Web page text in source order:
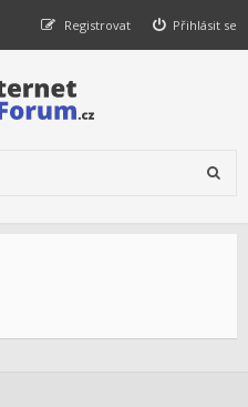
Přihlásit se
Registrovat